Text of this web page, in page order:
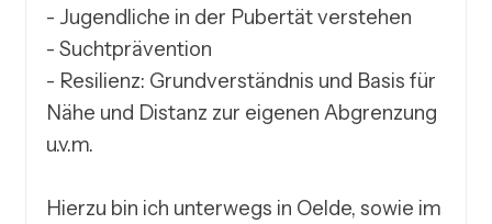
- Jugendliche in der Pubertät verstehen
- Suchtprävention
- Resilienz: Grundverständnis und Basis für
Nähe und Distanz zur eigenen Abgrenzung
u.v.m.
Hierzu bin ich unterwegs in Oelde, sowie im